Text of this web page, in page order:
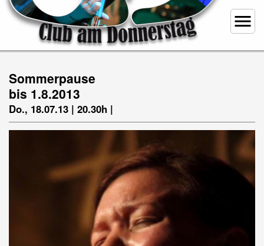
menu
Sommerpause
bis 1.8.2013
Do., 18.07.13 | 20.30h |